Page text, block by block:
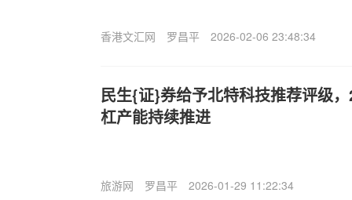
香港文汇网 罗昌平 2026-02-06 23:48:34
民生{证}券给予北特科技推荐评级
杠产能持续推进
旅游网 罗昌平 2026-01-29 11:22:34